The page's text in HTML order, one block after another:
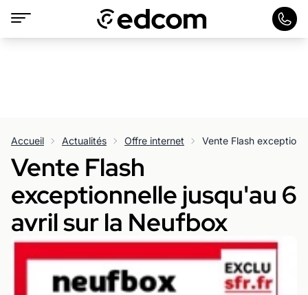
Accueil Actualités Offre internet
Vente Flash
exceptionnelle jusqu'au 6
avril sur la Neufbox